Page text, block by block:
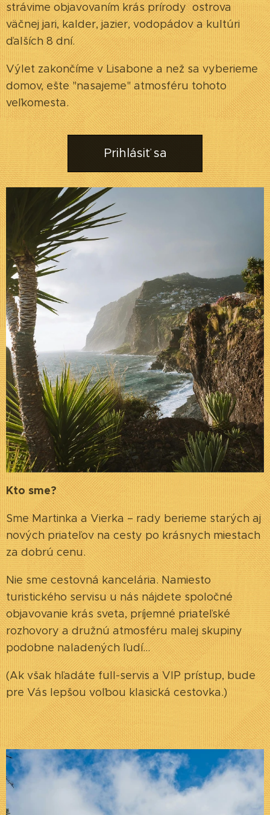
strávime objavovaním krás prírody ostrova
väčnej jari, kalder, jazier, vodopádov a kultúri
ďalších 8 dní.
Výlet zakončíme v Lisabone a než sa vyberieme
domov, ešte "nasajeme" atmosféru tohoto
veľkomesta.
Prihlásiť sa
Kto sme?
Sme Martinka a Vierka – rady berieme starých aj
nových priateľov na cesty po krásnych miestach
za dobrú cenu.
Nie sme cestovná kancelária. Namiesto
turistického servisu u nás nájdete spoločné
objavovanie krás sveta, príjemné priateľské
rozhovory a družnú atmosféru malej skupiny
podobne naladených ľudí...
(Ak však hľadáte full-servis a VIP prístup, bude
pre Vás lepšou voľbou klasická cestovka.)